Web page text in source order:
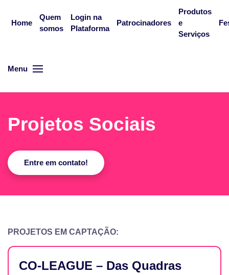
Skip to main content
Home
Quem
somos
Login na
Plataforma
Patrocinadores
Produtos
e
Serviços
Menu
Projetos Sociais
Entre em contato!
PROJETOS EM CAPTAÇÃO:
CO-LEAGUE – Das Quadras